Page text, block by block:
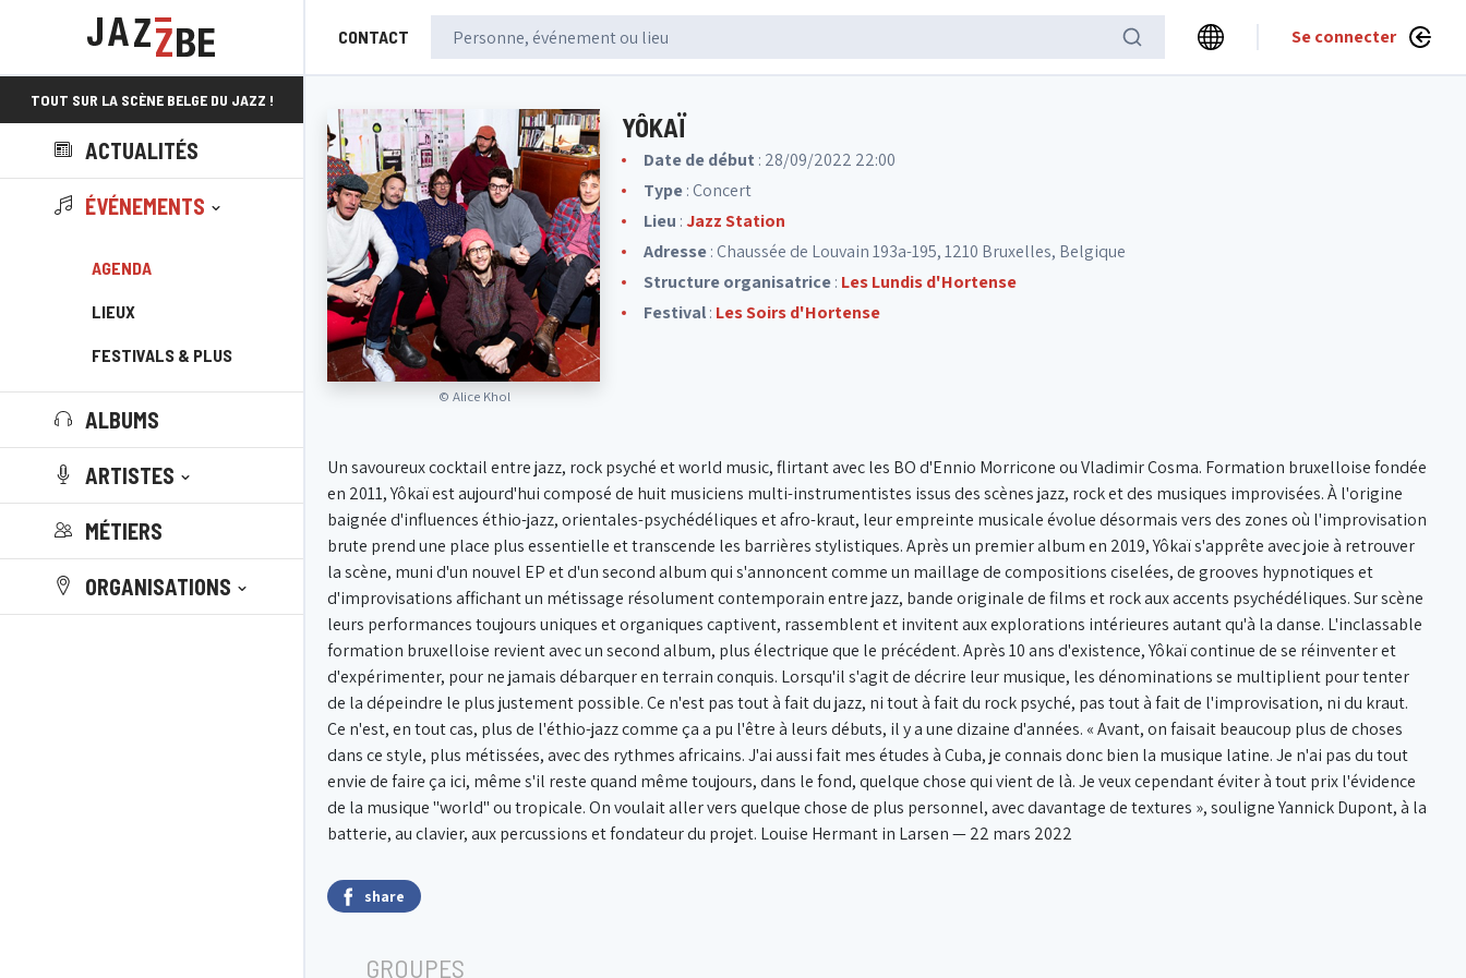
CONTACT Se connecter
TOUT SUR LA SCÈNE BELGE DU JAZZ !
ACTUALITÉS
ÉVÉNEMENTS
AGENDA
LIEUX
FESTIVALS & PLUS
ALBUMS
ARTISTES
MÉTIERS
ORGANISATIONS
© Alice Khol
YÔKAÏ
Date de début : 28/09/2022 22:00
Type: Concert
Lieu :Jazz Station
Adresse: Chaussée de Louvain 193a-195, 1210 Bruxelles, Belgique
Structure organisatrice: Les Lundis d'Hortense
Festival: Les Soirs d'Hortense
Un savoureux cocktail entre jazz, rock psyché et world music, flirtant avec les BO d'Ennio Morricone ou Vladimir Cosma. Formation bruxelloise fondée
en 2011, Yôkaï est aujourd'hui composé de huit musiciens multi-instrumentistes issus des scènes jazz, rock et des musiques improvisées. À l'origine
baignée d'influences éthio-jazz, orientales-psychédéliques et afro-kraut, leur empreinte musicale évolue désormais vers des zones où l'improvisation
brute prend une place plus essentielle et transcende les barrières stylistiques. Après un premier album en 2019, Yôkaï s'apprête avec joie à retrouver
la scène, muni d'un nouvel EP et d'un second album qui s'annoncent comme un maillage de compositions ciselées, de grooves hypnotiques et
d'improvisations affichant un métissage résolument contemporain entre jazz, bande originale de films et rock aux accents psychédéliques. Sur scène
leurs performances toujours uniques et organiques captivent, rassemblent et invitent aux explorations intérieures autant qu'à la danse. L'inclassable
formation bruxelloise revient avec un second album, plus électrique que le précédent. Après 10 ans d'existence, Yôkaï continue de se réinventer et
d'expérimenter, pour ne jamais débarquer en terrain conquis. Lorsqu'il s'agit de décrire leur musique, les dénominations se multiplient pour tenter
de la dépeindre le plus justement possible. Ce n'est pas tout à fait du jazz, ni tout à fait du rock psyché, pas tout à fait de l'improvisation, ni du kraut.
Ce n'est, en tout cas, plus de l'éthio-jazz comme ça a pu l'être à leurs débuts, il y a une dizaine d'années. « Avant, on faisait beaucoup plus de choses
dans ce style, plus métissées, avec des rythmes africains. J'ai aussi fait mes études à Cuba, je connais donc bien la musique latine. Je n'ai pas du tout
envie de faire ça ici, même s'il reste quand même toujours, dans le fond, quelque chose qui vient de là. Je veux cependant éviter à tout prix l'évidence
de la musique "world" ou tropicale. On voulait aller vers quelque chose de plus personnel, avec davantage de textures », souligne Yannick Dupont, à la
batterie, au clavier, aux percussions et fondateur du projet. Louise Hermant in Larsen — 22 mars 2022
share
GROUPES